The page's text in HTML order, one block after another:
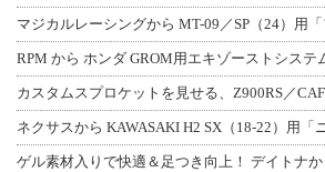
ネクサスから KAWASAKI H2 SX（18-22）用「